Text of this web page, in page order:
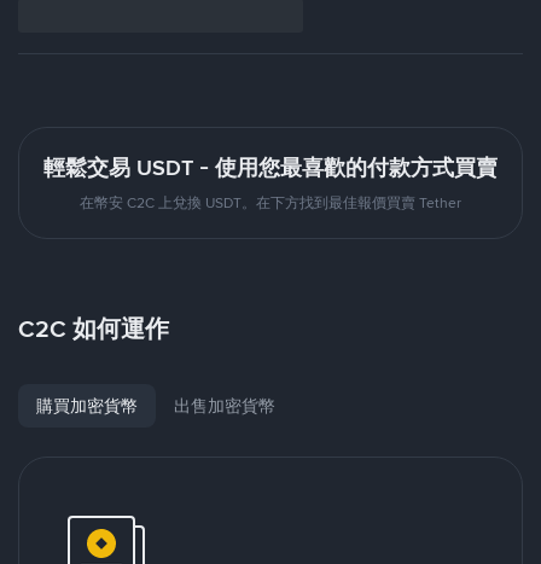
輕鬆交易 USDT - 使用您最喜歡的付款方式買賣
在幣安 C2C 上兌換 USDT。在下方找到最佳報價買賣 Tether
C2C 如何運作
購買加密貨幣 出售加密貨幣